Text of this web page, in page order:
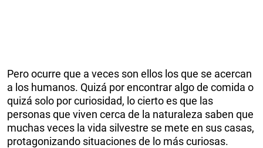
Pero ocurre que a veces son ellos los que se acercan
a los humanos. Quizá por encontrar algo de comida o
quizá solo por curiosidad, lo cierto es que las
personas que viven cerca de la naturaleza saben que
muchas veces la vida silvestre se mete en sus casas,
protagonizando situaciones de lo más curiosas.